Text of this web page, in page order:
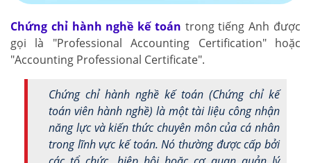
Chứng chỉ hành nghề kế toán trong tiếng Anh được
gọi là "Professional Accounting Certification" hoặc
"Accounting Professional Certificate".
Chứng chỉ hành nghề kế toán (Chứng chỉ kế
toán viên hành nghề) là một tài liệu công nhận
năng lực và kiến thức chuyên môn của cá nhân
trong lĩnh vực kế toán. Nó thường được cấp bởi